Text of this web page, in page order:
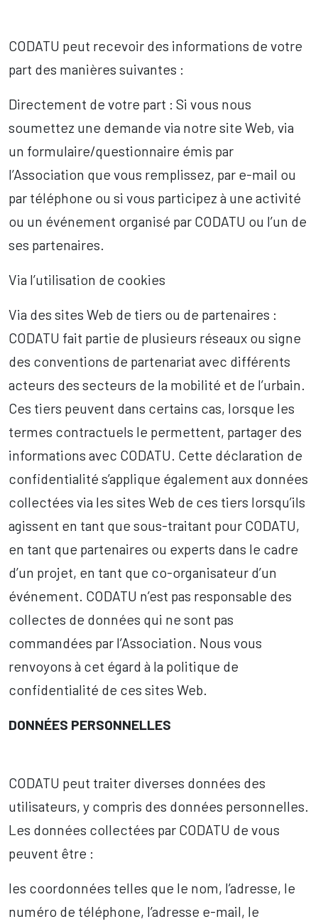
CODATU peut recevoir des informations de votre
part des manières suivantes :
Directement de votre part : Si vous nous
soumettez une demande via notre site Web, via
un formulaire/questionnaire émis par
l’Association que vous remplissez, par e-mail ou
par téléphone ou si vous participez à une activité
ou un événement organisé par CODATU ou l’un de
ses partenaires.
Via l’utilisation de cookies
Via des sites Web de tiers ou de partenaires :
CODATU fait partie de plusieurs réseaux ou signe
des conventions de partenariat avec différents
acteurs des secteurs de la mobilité et de l’urbain.
Ces tiers peuvent dans certains cas, lorsque les
termes contractuels le permettent, partager des
informations avec CODATU. Cette déclaration de
confidentialité s’applique également aux données
collectées via les sites Web de ces tiers lorsqu’ils
agissent en tant que sous-traitant pour CODATU,
en tant que partenaires ou experts dans le cadre
d’un projet, en tant que co-organisateur d’un
événement. CODATU n’est pas responsable des
collectes de données qui ne sont pas
commandées par l’Association. Nous vous
renvoyons à cet égard à la politique de
confidentialité de ces sites Web.
DONNÉES PERSONNELLES
CODATU peut traiter diverses données des
utilisateurs, y compris des données personnelles.
Les données collectées par CODATU de vous
peuvent être :
les coordonnées telles que le nom, l’adresse, le
numéro de téléphone, l’adresse e-mail, le